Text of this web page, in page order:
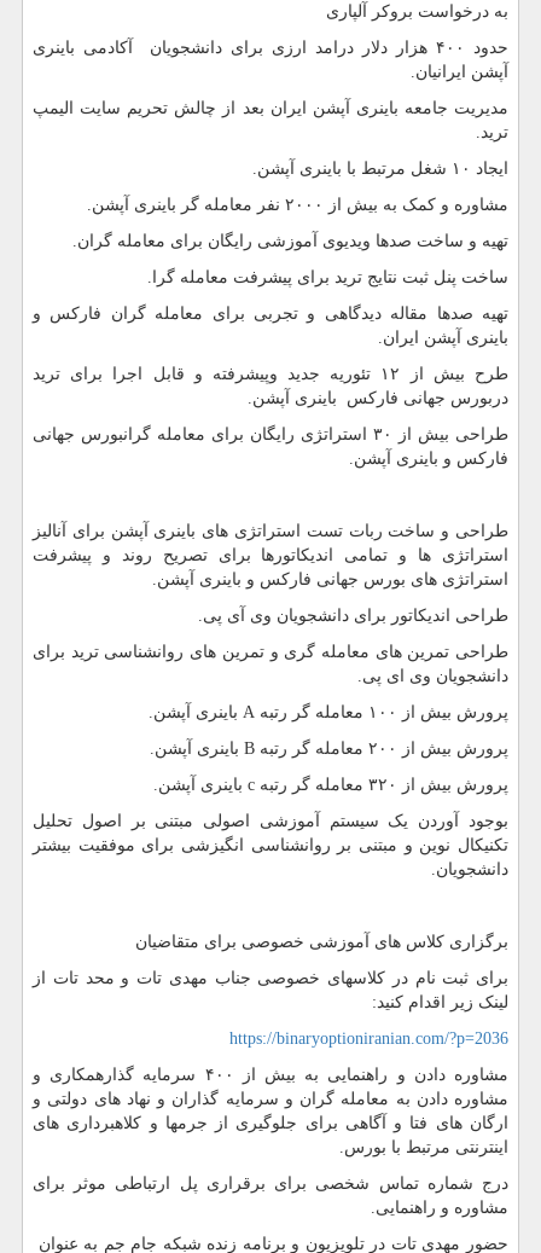
به درخواست بروکر آلپاری
حدود ۴۰۰ هزار دلار درامد ارزی برای دانشجویان آکادمی باینری
آپشن ایرانیان.
مدیریت جامعه باینری آپشن ایران بعد از چالش تحریم سایت الیمپ
ترید.
ایجاد ۱۰ شغل مرتبط با باینری آپشن.
مشاوره و کمک به بیش از ۲۰۰۰ نفر معامله گر باینری آپشن.
تهیه و ساخت صدها ویدیوی آموزشی رایگان برای معامله گران.
ساخت پنل ثبت نتایج ترید برای پیشرفت معامله گرا.
تهیه صدها مقاله دیدگاهی و تجربی برای معامله گران فارکس و
باینری آپشن ایران.
طرح بیش از ۱۲ تئوریه جدید وپیشرفته و قابل اجرا برای ترید
دربورس جهانی فارکس باینری آپشن.
طراحی بیش از ۳۰ استراتژی رایگان برای معامله گرانبورس جهانی
فارکس و باینری آپشن.
طراحی و ساخت ربات تست استراتژی های باینری آپشن برای آنالیز
استراتژی ها و تمامی اندیکاتورها برای تصریح روند و پیشرفت
استراتژی های بورس جهانی فارکس و باینری آپشن.
طراحی اندیکاتور برای دانشجویان وی آی پی.
طراحی تمرین های معامله گری و تمرین های روانشناسی ترید برای
دانشجویان وی ای پی.
پرورش بیش از ۱۰۰ معامله گر رتبه A باینری آپشن.
پرورش بیش از ۲۰۰ معامله گر رتبه B باینری آپشن.
پرورش بیش از ۳۲۰ معامله گر رتبه c باینری آپشن.
بوجود آوردن یک سیستم آموزشی اصولی مبتنی بر اصول تحلیل
تکنیکال نوین و مبتنی بر روانشناسی انگیزشی برای موفقیت بیشتر
دانشجویان.
برگزاری کلاس های آموزشی خصوصی برای متقاضیان
برای ثبت نام در کلاسهای خصوصی جناب مهدی تات و محد تات از
لینک زیر اقدام کنید:
https://binaryoptioniranian.com/?p=2036
مشاوره دادن و راهنمایی به بیش از ۴۰۰ سرمایه گذارهمکاری و
مشاوره دادن به معامله گران و سرمایه گذاران و نهاد های دولتی و
ارگان های فتا و آگاهی برای جلوگیری از جرمها و کلاهبرداری های
اینترنتی مرتبط با بورس.
درج شماره تماس شخصی برای برقراری پل ارتباطی موثر برای
مشاوره و راهنمایی.
حضور مهدی تات در تلویزیون و برنامه زنده شبکه جام جم به عنوان